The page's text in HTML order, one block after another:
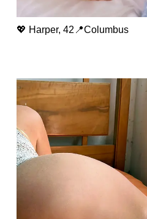
💖 Harper, 42📍Columbus